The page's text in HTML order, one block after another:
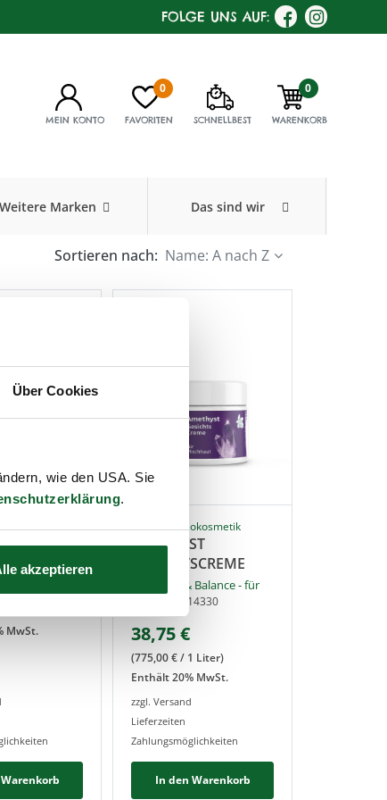
Über Cookies
wie den USA. Sie
.
akzeptieren
FOLGE UNS AUF:
MEIN KONTO
0
FAVORITEN SCHNELLBEST
0
WARENKORB
Weitere Marken Das sind wir
Sortieren nach: Name: A nach Z
und
Einreibung"
MwSt.
SANOLL - Biokosmetik
AMETHYST
GESICHTSCREME
Ausgleich & Balance - für
14330
38,75€
(775,00€/ 1 Liter)
Enthält20% MwSt.
zzgl. Versand
Lieferzeiten
Zahlungsmöglichkeiten
In den Warenkorb